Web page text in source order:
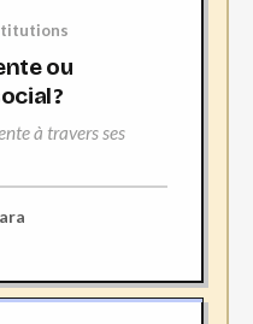
ou
?
à travers ses